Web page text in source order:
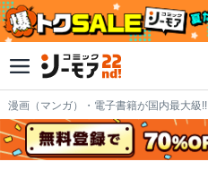
漫画（マンガ）・電子書籍が国内最大級!!